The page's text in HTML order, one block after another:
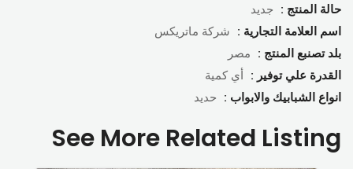
حالة المنتج :
جديد
اسم العلامة التجارية :
شركة ماتريكس
بلد تصنبع المنتج :
مصر
القدرة علي توفير :
أي كمية
انواع الشبابيك والابواب :
حديد
See More Related Listing